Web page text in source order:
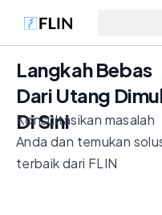
Langkah Bebas
Dari Utang
Di Sini
Konsultasikan masalah
Anda dan temukan
terbaik dari FLIN